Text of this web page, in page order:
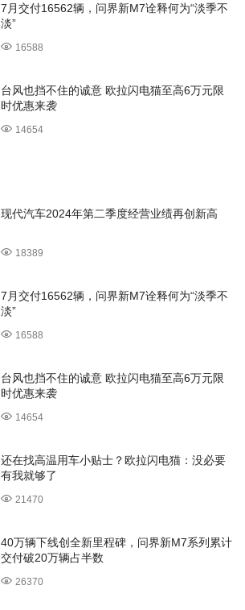
7月交付16562辆，问界新M7诠释何为“淡季不
淡”
16588
台风也挡不住的诚意 欧拉闪电猫至高6万元限
时优惠来袭
14654
现代汽车2024年第二季度经营业绩再创新高
18389
7月交付16562辆，问界新M7诠释何为“淡季不
淡”
16588
台风也挡不住的诚意 欧拉闪电猫至高6万元限
时优惠来袭
14654
还在找高温用车小贴士？欧拉闪电猫：没必要
有我就够了
21470
40万辆下线创全新里程碑，问界新M7系列累计
交付破20万辆占半数
26370